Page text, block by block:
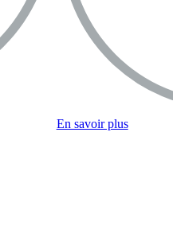
En savoir plus